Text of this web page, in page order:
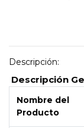
Descripción:
Descripción
Nombre del
Producto